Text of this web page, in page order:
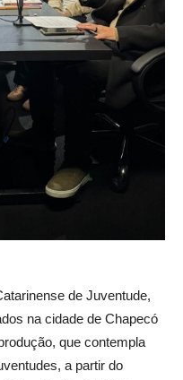
de Juventude,
na cidade de Chapecó
que contempla
a partir do